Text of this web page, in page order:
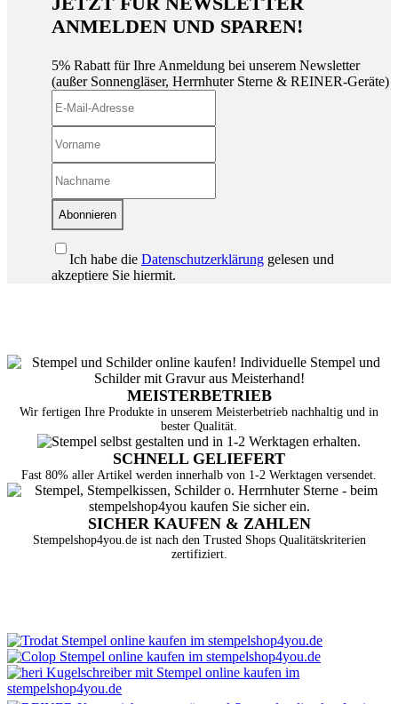
ANMELDEN UND SPAREN!
5% Rabatt für Ihre Anmeldung bei unserem Newsletter
(außer Sonnengläser, Herrnhuter Sterne & REINER-Geräte)
Abonnieren
Ich habe die Datenschutzerklärung gelesen und
akzeptiere Sie hiermit.
MEISTERBETRIEB
Wir fertigen Ihre Produkte in unserem Meisterbetrieb nachhaltig und in
bester Qualität.
SCHNELL GELIEFERT
Fast 80% aller Artikel werden innerhalb von 1-2 Werktagen versendet.
SICHER KAUFEN & ZAHLEN
Stempelshop4you.de ist nach den Trusted Shops Qualitätskriterien
zertifiziert.